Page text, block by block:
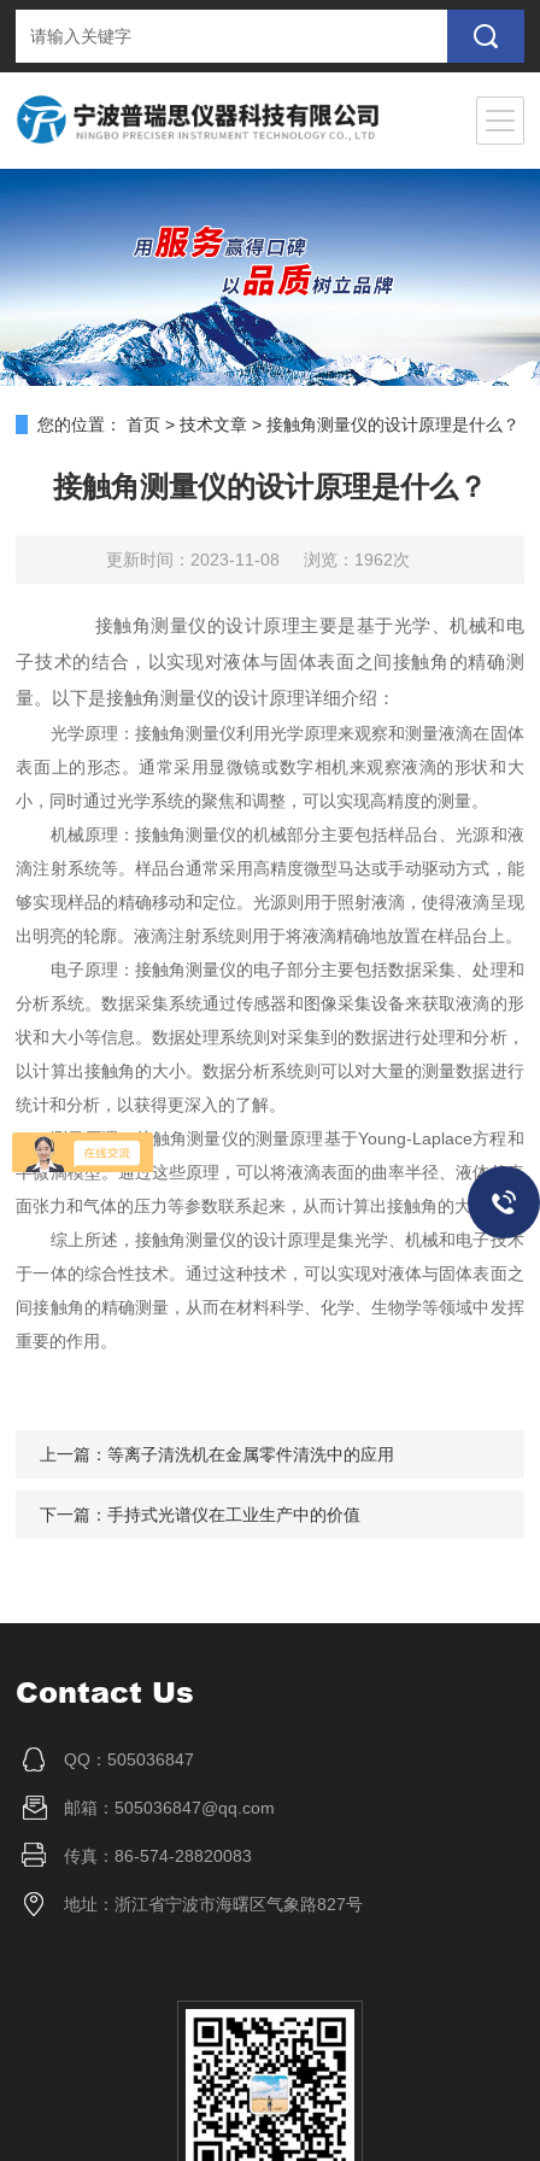
您的位置： 首页 >技术文章 >接触角测量仪的设计原理是什么？
接触角测量仪的设计原理是什么？
更新时间：2023-11-08 浏览：1962次
接触角测量仪的设计原理主要是基于光学、机械和电
子技术的结合，以实现对液体与固体表面之间接触角的精确测
量。以下是接触角测量仪的设计原理详细介绍：
光学原理：接触角测量仪利用光学原理来观察和测量液滴在固体
表面上的形态。通常采用显微镜或数字相机来观察液滴的形状和大
小，同时通过光学系统的聚焦和调整，可以实现高精度的测量。
机械原理：接触角测量仪的机械部分主要包括样品台、光源和液
滴注射系统等。样品台通常采用高精度微型马达或手动驱动方式，能
够实现样品的精确移动和定位。光源则用于照射液滴，使得液滴呈现
出明亮的轮廓。液滴注射系统则用于将液滴精确地放置在样品台上。
电子原理：接触角测量仪的电子部分主要包括数据采集、处理和
分析系统。数据采集系统通过传感器和图像采集设备来获取液滴的形
状和大小等信息。数据处理系统则对采集到的数据进行处理和分析，
以计算出接触角的大小。数据分析系统则可以对大量的测量数据进行
统计和分析，以获得更深入的了解。
测量原理：接触角测量仪的测量原理基于Young-Laplace方程和
半微滴模型。通过这些原理，可以将液滴表面的曲率半径、液体的表
面张力和气体的压力等参数联系起来，从而计算出接触角的大小。
综上所述，接触角测量仪的设计原理是集光学、机械和电子技术
于一体的综合性技术。通过这种技术，可以实现对液体与固体表面之
间接触角的精确测量，从而在材料科学、化学、生物学等领域中发挥
重要的作用。
上一篇：等离子清洗机在金属零件清洗中的应用
下一篇：手持式光谱仪在工业生产中的价值
Contact Us
QQ：505036847
邮箱：505036847@qq.com
传真：86-574-28820083
地址：浙江省宁波市海曙区气象路827号